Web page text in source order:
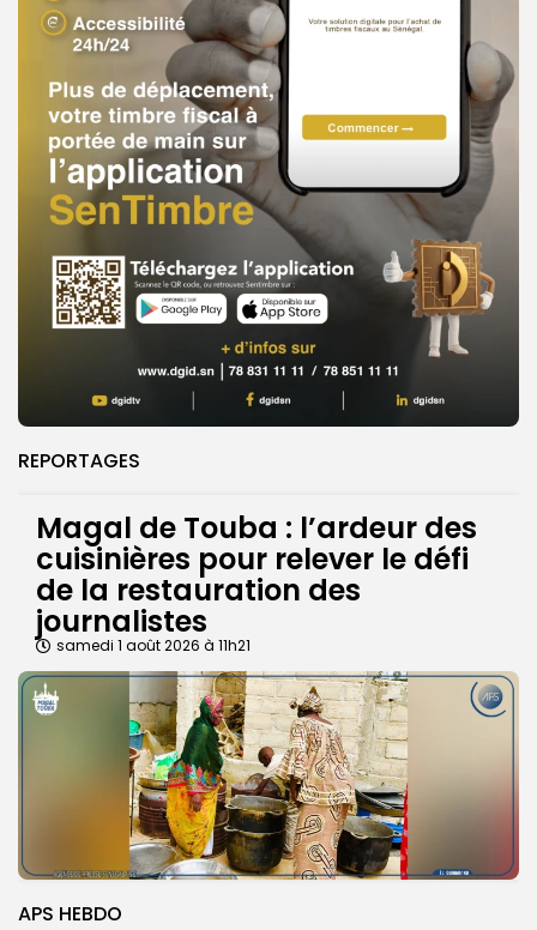
REPORTAGES
Magal de Touba : l’ardeur des
cuisinières pour relever le défi
de la restauration des
journalistes
samedi 1 août 2026 à 11h21
APS HEBDO